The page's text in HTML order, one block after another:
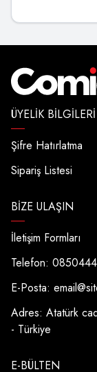
ÜYELIK BILGILERI
Şifre Hatırlatma
Sipariş Listesi
BIZE ULAŞIN
İletişim Formları
Telefon:
E-Posta:
Adres: Atatürk
- Türkiye
E-BÜLTEN